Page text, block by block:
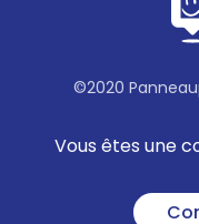
©2020
Vous êtes une